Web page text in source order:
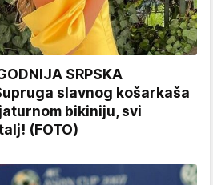
SRPSKA
slavnog košarkaša
bikiniju, svi
(FOTO)